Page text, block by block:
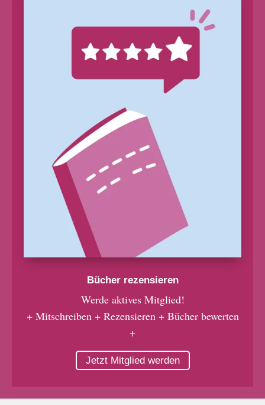
Bücher rezensieren
Werde aktives Mitglied!
+ Mitschreiben + Rezensieren + Bücher bewerten
+
Jetzt Mitglied werden